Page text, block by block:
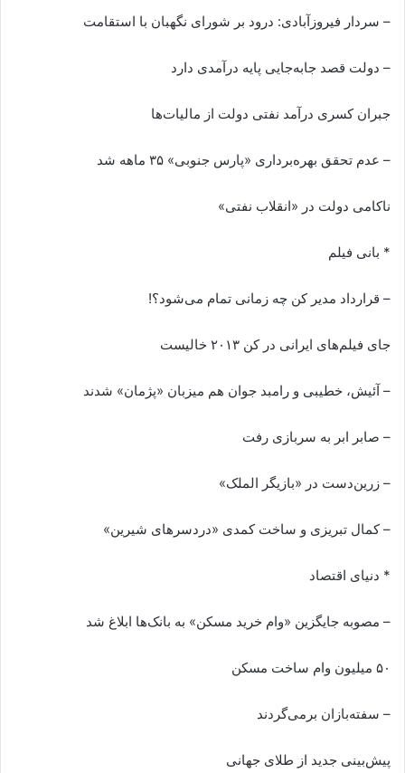
– سردار فیروزآبادی: درود بر شورای نگهبان با استقامت
– دولت قصد جابه‌جایی پایه درآمدی دارد
جبران کسری درآمد نفتی دولت از مالیات‌ها
– عدم تحقق بهره‌برداری «پارس جنوبی» ۳۵ ماهه شد
ناکامی دولت در «انقلاب نفتی»
* بانی فیلم
– قرارداد مدیر کن چه زمانی تمام می‌شود؟!
جای فیلم‌های ایرانی در کن ۲۰۱۳ خالیست
– آئیش، خطیبی و رامبد جوان هم میزبان «پژمان» شدند
– صابر ابر به سربازی رفت
– زرین‌دست در «بازیگر الملک»
– کمال تبریزی و ساخت کمدی «دردسرهای شیرین»
* دنیای اقتصاد
– مصوبه جایگزین «وام خرید مسکن» به بانک‌ها ابلاغ شد
۵۰ میلیون وام ساخت مسکن
– سفته‌بازان برمی‌گردند
پیش‌بینی جدید از طلای جهانی